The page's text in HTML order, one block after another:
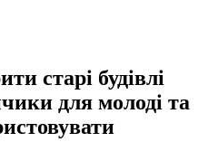
старі будівлі
для молоді та